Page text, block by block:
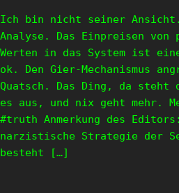
Ich bin nicht seiner
Analyse. Das Einpreisen
Werten in das System ist
ok. Den Gier-Mechanismus
Quatsch. Das Ding, da steht
es aus, und nix geht mehr.
#truth Anmerkung des
narzistische Strategie der
besteht […]